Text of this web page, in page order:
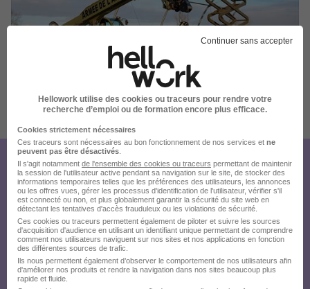
Publiée le 04/08/2026 - Réf : caa2c952-7b20-432a-ac16-
36037b3d4812_80000
Créez votre compte
Hellowork et postulez
sur le site du recruteur !
Continuer sans accepter
Hellowork utilise des cookies ou traceurs pour rendre votre
recherche d’emploi ou de formation encore plus efficace.
Cookies strictement nécessaires
Ces traceurs sont nécessaires au bon fonctionnement de nos services et ne
peuvent pas être désactivés
Il s'agit notamment de l'ensemble des cookies ou traceurs permettant de maintenir
la session de l'utilisateur active pendant sa navigation sur le site, de stocker des
informations temporaires telles que les préférences des utilisateurs, les annonces
ou les offres vues, gérer les processus d'identification de l'utilisateur, vérifier s'il
est connecté ou non, et plus globalement garantir la sécurité du site web en
détectant les tentatives d'accès frauduleux ou les violations de sécurité.
Ces cookies ou traceurs permettent également de piloter et suivre les sources
d'acquisition d'audience en utilisant un identifiant unique permettant de comprendre
comment nos utilisateurs naviguent sur nos sites et nos applications en fonction
des différentes sources de trafic.
Ils nous permettent également d’observer le comportement de nos utilisateurs afin
d'améliorer nos produits et rendre la navigation dans nos sites beaucoup plus
rapide et fluide.